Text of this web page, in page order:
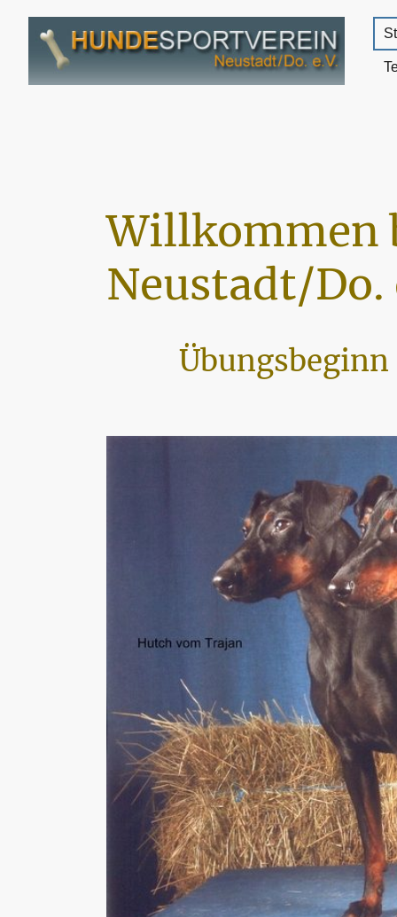
Willkommen
Neustadt/Do.
Übungsbeginn